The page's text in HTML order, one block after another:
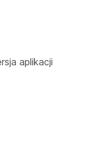
aplikacji